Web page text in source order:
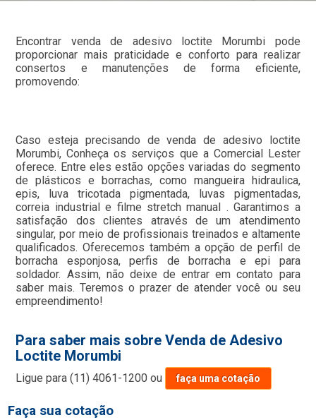
Encontrar venda de adesivo loctite Morumbi pode
proporcionar mais praticidade e conforto para realizar
consertos e manutenções de forma eficiente,
promovendo:
Caso esteja precisando de venda de adesivo loctite
Morumbi, Conheça os serviços que a Comercial Lester
oferece. Entre eles estão opções variadas do segmento
de plásticos e borrachas, como mangueira hidraulica,
epis, luva tricotada pigmentada, luvas pigmentadas,
correia industrial e filme stretch manual . Garantimos a
satisfação dos clientes através de um atendimento
singular, por meio de profissionais treinados e altamente
qualificados. Oferecemos também a opção de perfil de
borracha esponjosa, perfis de borracha e epi para
soldador. Assim, não deixe de entrar em contato para
saber mais. Teremos o prazer de atender você ou seu
empreendimento!
Para saber mais sobre Venda de Adesivo
Loctite Morumbi
Ligue para(11) 4061-1200 ou faça uma cotação
Faça sua cotação